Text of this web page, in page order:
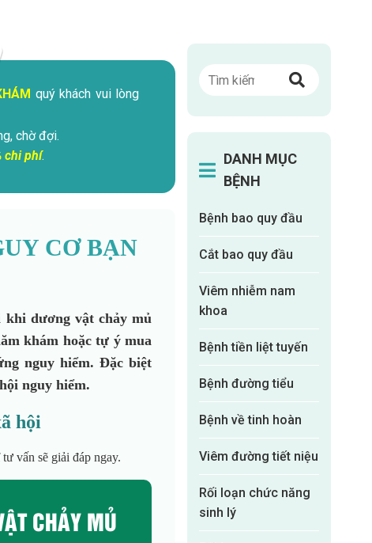
quý khách vui lòng
chờ đợi.
chi phí.
CƠ BẠN
khi dương vật chảy mủ
khám hoặc tự ý mua
nguy hiểm. Đặc biệt
nguy hiểm.
hội
vấn sẽ giải đáp ngay.
CHẢY MỦ
DANH MỤC
BỆNH
Bệnh bao quy đầu
Cắt bao quy đầu
Viêm nhiễm nam
khoa
Bệnh tiền liệt tuyến
Bệnh đường tiểu
Bệnh về tinh hoàn
Viêm đường tiết niệu
Rối loạn chức năng
sinh lý